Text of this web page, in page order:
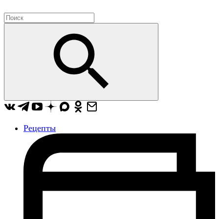
Рецепты